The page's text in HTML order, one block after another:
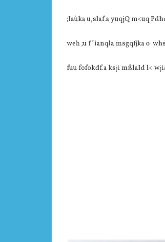
;Iaùka u,slaf.a yuqjQ m<uq
weh ;u f*ianqla msgqfjka o
fuu fofokdf.a ksji mßlaId l<